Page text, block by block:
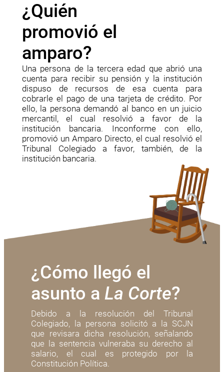
Una persona de la tercera edad que abrió una
cuenta para recibir su pensión y la institución
dispuso de recursos de esa cuenta para
cobrarle el pago de una tarjeta de crédito. Por
ello, la persona demandó al banco en un juicio
mercantil, el cual resolvió a favor de la
institución bancaria. Inconforme con ello,
promovió un Amparo Directo, el cual resolvió el
Tribunal Colegiado a favor, también, de la
institución bancaria.
¿Quién
promovió el
amparo?
¿Cómo llegó el
asunto a La Corte?
Debido a la resolución del Tribunal
Colegiado, la persona solicitó a la SCJN
que revisara dicha resolución, señalando
que la sentencia vulneraba su derecho al
salario, el cual es protegido por la
Constitución Política.